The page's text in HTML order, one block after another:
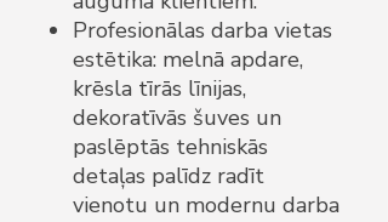
Profesionālas darba vietas
estētika: melnā apdare,
krēsla tīrās līnijas,
dekoratīvās šuves un
paslēptās tehniskās
detaļas palīdz radīt
vienotu un modernu darba